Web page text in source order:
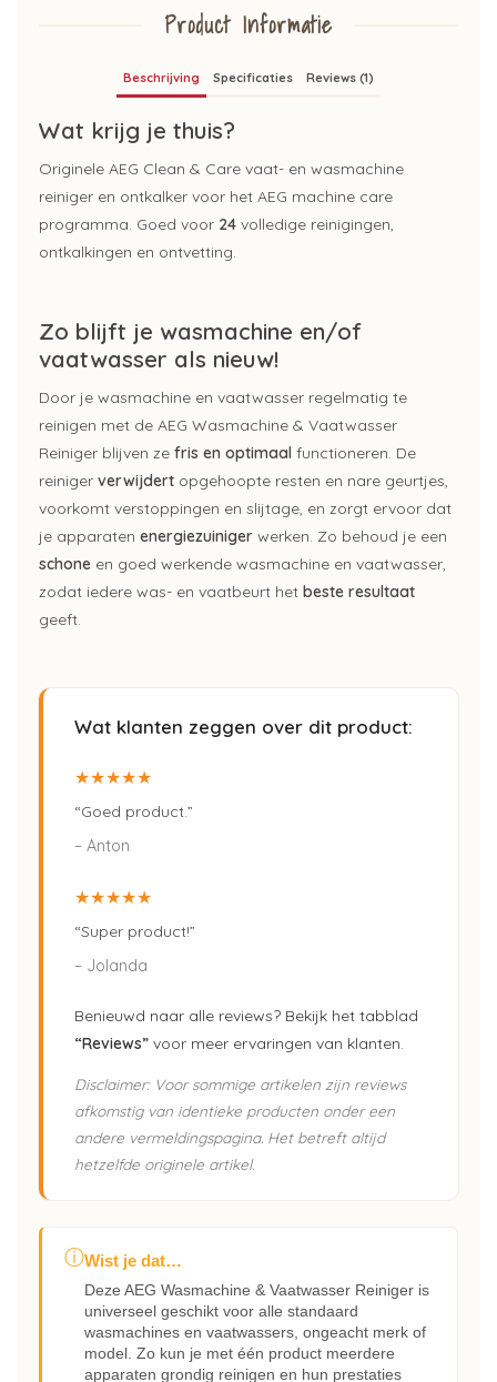
Product Informatie
Beschrijving Specificaties Reviews (1)
Wat krijg je thuis?
Originele AEG Clean & Care vaat- en wasmachine
reiniger en ontkalker voor het AEG machine care
programma. Goed voor 24 volledige reinigingen,
ontkalkingen en ontvetting.
Zo blijft je wasmachine en/of
vaatwasser als nieuw!
Door je wasmachine en vaatwasser regelmatig te
reinigen met de AEG Wasmachine & Vaatwasser
Reiniger blijven ze fris en optimaal functioneren. De
reiniger verwijdert opgehoopte resten en nare geurtjes,
voorkomt verstoppingen en slijtage, en zorgt ervoor dat
je apparaten energiezuiniger werken. Zo behoud je een
schone en goed werkende wasmachine en vaatwasser,
zodat iedere was- en vaatbeurt het beste resultaat
geeft.
Wat klanten zeggen over dit product:
★★★★★
“Goed product.”
– Anton
★★★★★
“Super product!”
– Jolanda
Benieuwd naar alle reviews? Bekijk het tabblad
“Reviews” voor meer ervaringen van klanten.
Disclaimer: Voor sommige artikelen zijn reviews
afkomstig van identieke producten onder een
andere vermeldingspagina. Het betreft altijd
hetzelfde originele artikel.
ⓘWist je dat…
Deze AEG Wasmachine & Vaatwasser Reiniger is
universeel geschikt voor alle standaard
wasmachines en vaatwassers, ongeacht merk of
model. Zo kun je met één product meerdere
apparaten grondig reinigen en hun prestaties